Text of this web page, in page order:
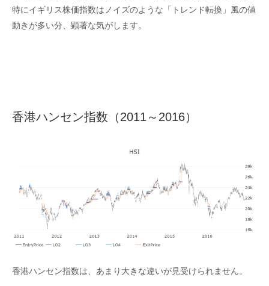
特にイギリス株価指数はノイズのような「トレンド転換」風の値
動きが多い分、顕著な気がします。
香港ハンセン指数（2011～2016）
香港ハンセン指数は、あまり大きな違いが見受けられません。